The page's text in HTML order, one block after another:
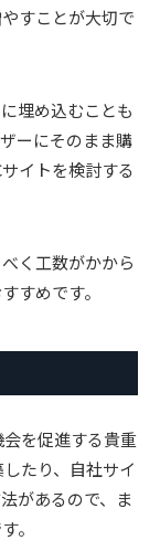
すことが大切で
埋め込むことも
ーにそのまま購
イトを検討する
く工数がかから
すめです。
を促進する貴重
たり、自社サイ
があるので、ま
。